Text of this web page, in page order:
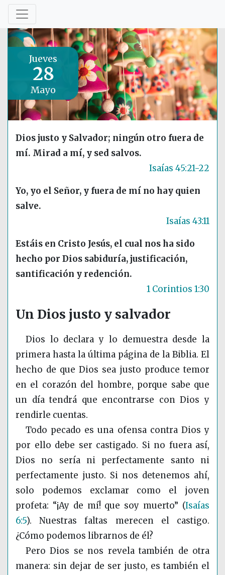
Jueves
28
Mayo
Dios justo y Salvador; ningún otro fuera de
mí. Mirad a mí, y sed salvos.
Isaías 45:21-22
Yo, yo el Señor, y fuera de mí no hay quien
salve.
Isaías 43:11
Estáis en Cristo Jesús, el cual nos ha sido
hecho por Dios sabiduría, justificación,
santificación y redención.
1 Corintios 1:30
Un Dios justo y salvador
Dios lo declara y lo demuestra desde la
primera hasta la última página de la Biblia. El
hecho de que Dios sea justo produce temor
en el corazón del hombre, porque sabe que
un día tendrá que encontrarse con Dios y
rendirle cuentas.
Todo pecado es una ofensa contra Dios y
por ello debe ser castigado. Si no fuera así,
Dios no sería ni perfectamente santo ni
perfectamente justo. Si nos detenemos ahí,
solo podemos exclamar como el joven
profeta: “¡Ay de mí! que soy muerto” (Isaías
6:5). Nuestras faltas merecen el castigo.
¿Cómo podemos librarnos de él?
Pero Dios se nos revela también de otra
manera: sin dejar de ser justo, es también el